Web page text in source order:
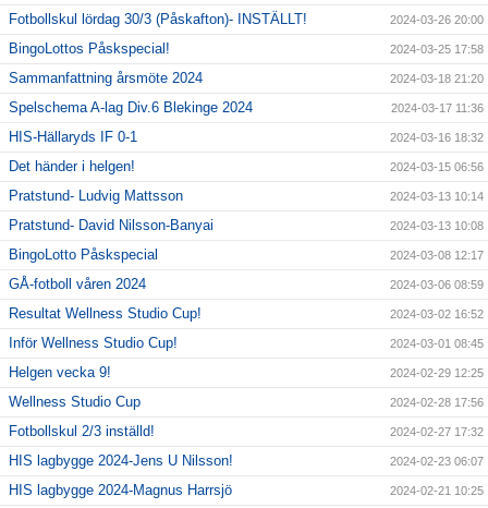
Fotbollskul lördag 30/3 (Påskafton)- INSTÄLLT! 2024-03-26 20:00
BingoLottos Påskspecial! 2024-03-25 17:58
Sammanfattning årsmöte 2024 2024-03-18 21:20
Spelschema A-lag Div.6 Blekinge 2024 2024-03-17 11:36
HIS-Hällaryds IF 0-1 2024-03-16 18:32
Det händer i helgen! 2024-03-15 06:56
Pratstund- Ludvig Mattsson 2024-03-13 10:14
Pratstund- David Nilsson-Banyai 2024-03-13 10:08
BingoLotto Påskspecial 2024-03-08 12:17
GÅ-fotboll våren 2024 2024-03-06 08:59
Resultat Wellness Studio Cup! 2024-03-02 16:52
Inför Wellness Studio Cup! 2024-03-01 08:45
Helgen vecka 9! 2024-02-29 12:25
Wellness Studio Cup 2024-02-28 17:56
Fotbollskul 2/3 inställd! 2024-02-27 17:32
HIS lagbygge 2024-Jens U Nilsson! 2024-02-23 06:07
HIS lagbygge 2024-Magnus Harrsjö 2024-02-21 10:25